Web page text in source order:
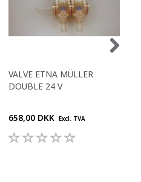
VALVE ETNA MÜLLER
DOUBLE 24 V
658,00 DKK Excl. TVA